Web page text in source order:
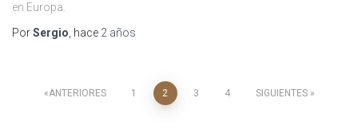
en Europa.
PorSergio, hace 2 años
Paginación
ANTERIORES 1 2 3 4 SIGUIENTES